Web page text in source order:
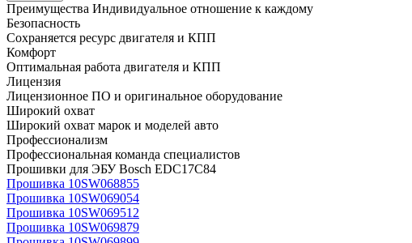
Преимущества Индивидуальное отношение к каждому
Безопасность
Сохраняется ресурс двигателя и КПП
Комфорт
Оптимальная работа двигателя и КПП
Лицензия
Лицензионное ПО и оригинальное оборудование
Широкий охват
Широкий охват марок и моделей авто
Профессионализм
Профессиональная команда специалистов
Прошивки для ЭБУ Bosch EDC17C84
Прошивка 10SW068855
Прошивка 10SW069054
Прошивка 10SW069512
Прошивка 10SW069879